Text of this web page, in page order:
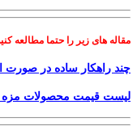
مقاله های زیر را حتما مطالعه
چند راهکار ساده در صورت
لیست قیمت محصولات مزه